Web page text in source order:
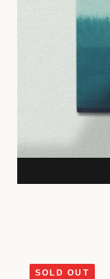
SOLD OUT